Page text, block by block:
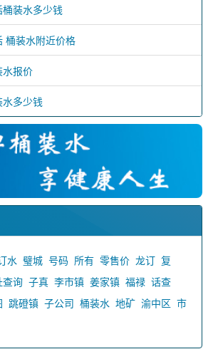
装水多少钱
桶装水附近价格
报价
多少钱
水 璧城 号码 所有 零售价 龙订 复
查询 子真 李市镇 姜家镇 福禄 话查
跳磴镇 子公司 桶装水 地矿 渝中区 市